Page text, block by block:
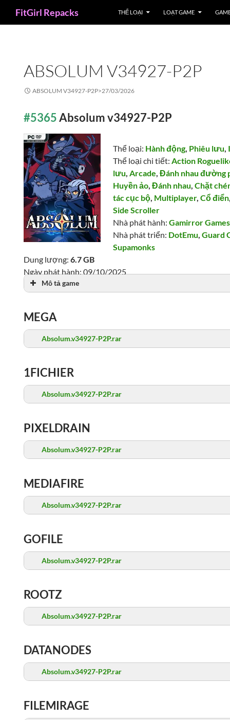
FitGirl Repacks THỂ LOẠI LOẠT GAME
ABSOLUM V34927-P2P
ABSOLUM V34927-P2P>27/03/2026
#5365Absolum v34927-P2P
Thể loại: Hành động, Phiêu lưu,
Thể loại chi tiết:Action
lưu,Arcade,Đánh nhau đường
Huyền ảo,Đánh nhau,Chặt
tác cục bộ, Multiplayer,Cổ điển
Side Scroller
Nhà phát hành:Gamirror Games
Nhà phát triển: DotEmu,Guard
Supamonks
Dung lượng:6.7 GB
Ngày phát hành: 09/10/2025
Lượt xem: 1,609
Mô tả game
MEGA
Absolum.v34927-P2P.rar
1FICHIER
Absolum.v34927-P2P.rar
PIXELDRAIN
Absolum.v34927-P2P.rar
MEDIAFIRE
Absolum.v34927-P2P.rar
GOFILE
Absolum.v34927-P2P.rar
ROOTZ
Absolum.v34927-P2P.rar
DATANODES
Absolum.v34927-P2P.rar
FILEMIRAGE